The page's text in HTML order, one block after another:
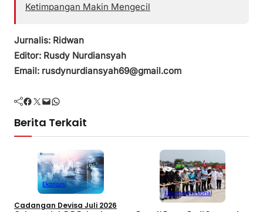
Ketimpangan Makin Mengecil
Jurnalis: Ridwan
Editor: Rusdy Nurdiansyah
Email: rusdynurdiansyah69@gmail.com
Facebook Twitter Mail WhatsApp
Berita Terkait
Ekonomi
Cadangan Devisa Juli 2026
EkonomiNasional